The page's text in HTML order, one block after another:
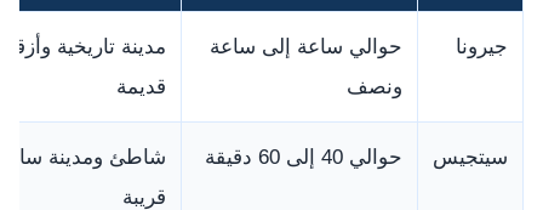
جيرونا
حوالي ساعة إلى ساعة
ونصف
مدينة تاريخية وأزقة
قديمة
سيتجيس حوالي 40 إلى 60 دقيقة
شاطئ ومدينة
قريبة